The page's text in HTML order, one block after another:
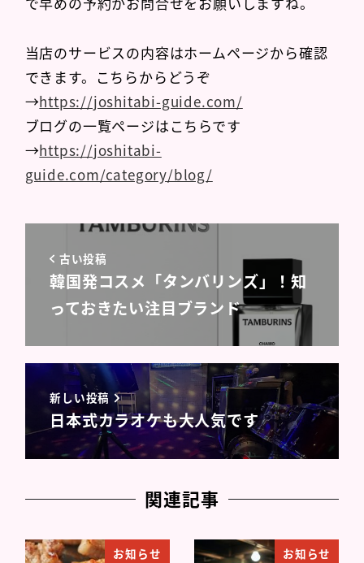
当店のサービスの内容はホームページから確認
できます。こちらからどうぞ
→https://joshitabi-guide.com/
ブログの一覧ページはこちらです
→https://joshitabi-
guide.com/category/blog/
古い投稿
韓国発コスメ「タンバリンズ」！知
っておきたい注目ブランド
新しい投稿
日本式カラオケも大人気です
関連記事
お知らせ お知らせ